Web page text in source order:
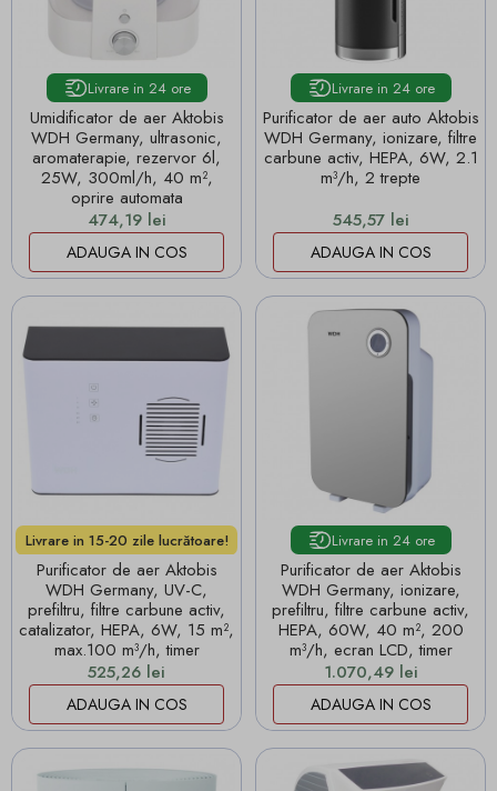
Livrare in 24 ore
Umidificator de aer Aktobis
WDH Germany, ultrasonic,
aromaterapie, rezervor 6l,
25W, 300ml/h, 40 m²,
oprire automata
Pret
474,19 lei
ADAUGA IN COS
Livrare in 24 ore
Purificator de aer auto Aktobis
WDH Germany, ionizare, filtre
carbune activ, HEPA, 6W, 2.1
m³/h, 2 trepte
Pret
545,57 lei
ADAUGA IN COS
Livrare in 15-20 zile lucrătoare!
Purificator de aer Aktobis
WDH Germany, UV-C,
prefiltru, filtre carbune activ,
catalizator, HEPA, 6W, 15 m²,
max.100 m³/h, timer
Pret
525,26 lei
ADAUGA IN COS
Livrare in 24 ore
Purificator de aer Aktobis
WDH Germany, ionizare,
prefiltru, filtre carbune activ,
HEPA, 60W, 40 m², 200
m³/h, ecran LCD, timer
Pret
1.070,49 lei
ADAUGA IN COS